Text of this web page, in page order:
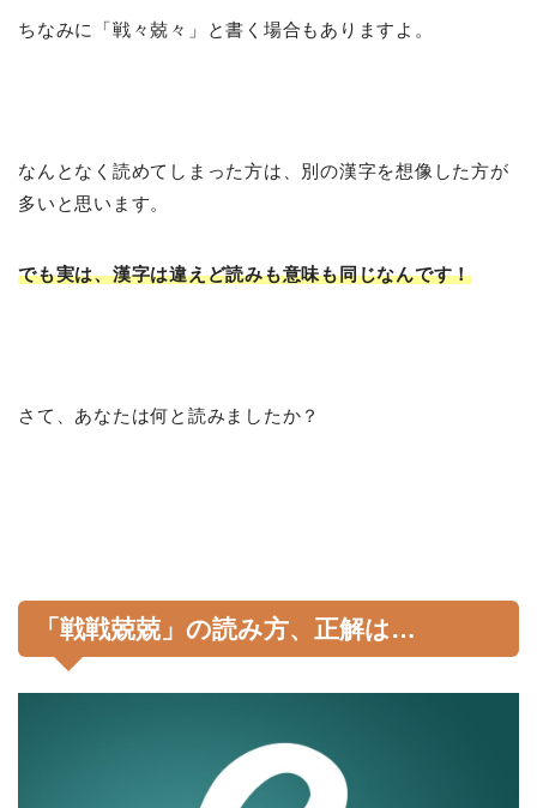
ちなみに「戦々兢々」と書く場合もありますよ。
なんとなく読めてしまった方は、別の漢字を想像した方が
多いと思います。
でも実は、漢字は違えど読みも意味も同じなんです！
さて、あなたは何と読みましたか？
「戦戦兢兢」の読み方、正解は…